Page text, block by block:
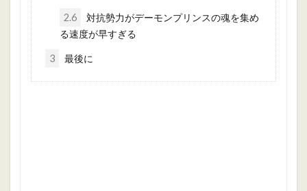
2.6
対抗勢力がデーモンプリンスの魂を集め
る速度が早すぎる
3 最後に